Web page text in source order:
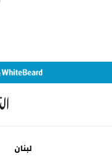
لبنان